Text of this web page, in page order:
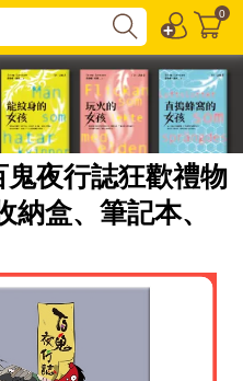
0
夜行誌狂歡禮物
盒、筆記本、